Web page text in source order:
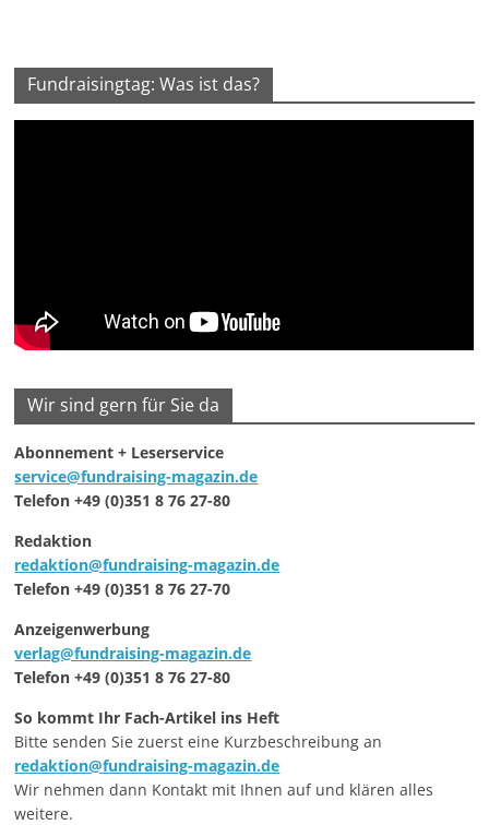
Fundraisingtag: Was ist das?
Wir sind gern für Sie da
Abonnement + Leserservice
service@fundraising-magazin.de
Telefon +49 (0)351 8 76 27-80
Redaktion
redaktion@fundraising-magazin.de
Telefon +49 (0)351 8 76 27-70
Anzeigenwerbung
verlag@fundraising-magazin.de
Telefon +49 (0)351 8 76 27-80
So kommt Ihr Fach-Artikel ins Heft
Bitte senden Sie zuerst eine Kurzbeschreibung an
redaktion@fundraising-magazin.de
Wir nehmen dann Kontakt mit Ihnen auf und klären alles
weitere.